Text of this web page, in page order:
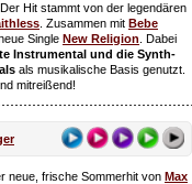
. Der Hit stammt von der legendären
. Zusammen mit Bebe
Single New Religion . Dabei
Instrumental und die Synth-
als musikalische Basis genutzt.
mitreißend!
neue, frische Sommerhit von Max